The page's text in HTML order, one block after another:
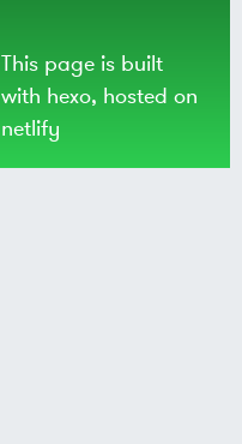
This page is built
with hexo, hosted on
netlify